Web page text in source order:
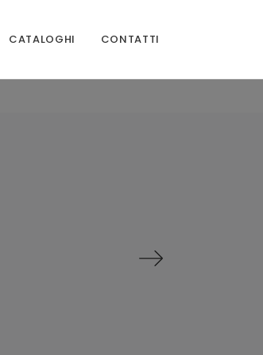
CATALOGHI CONTATTI